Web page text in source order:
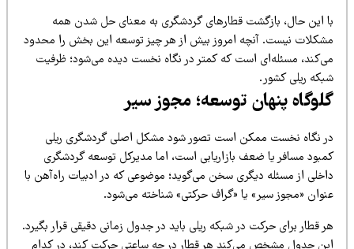
این حال، بازگشت قطارهای گردشگری به معنای حل شدن همه
نیست. آنچه امروز بیش از هر چیز توسعه این بخش را محدود
مسئله‌ای است که کمتر در نگاه نخست دیده می‌شود؛ ظرفیت
ریلی کشور.
پنهان توسعه؛ مجوز سیر
نگاه نخست ممکن است تصور شود مشکل اصلی گردشگری ریلی
مسافر یا ضعف بازاریابی است، اما مدیرکل توسعه گردشگری
از مسئله دیگری سخن می‌گوید؛ موضوعی که در ادبیات راه‌آهن با
«مجوز سیر» یا «گراف حرکتی» شناخته می‌شود.
قطار برای حرکت در شبکه ریلی باید در جدول زمانی دقیقی قرار بگیرد.